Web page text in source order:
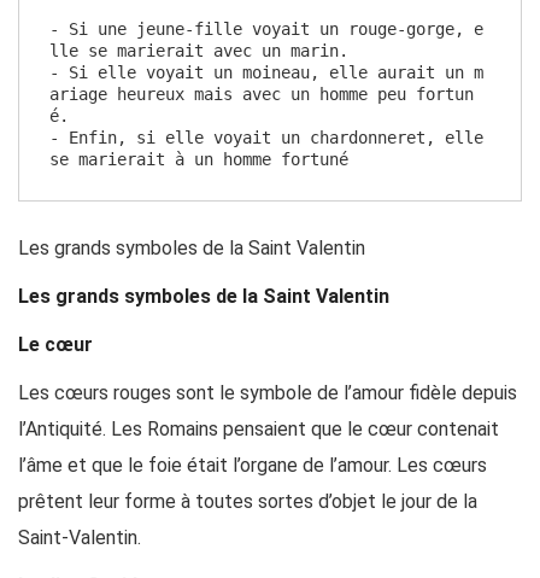
- Si une jeune-fille voyait un rouge-gorge, e
lle se marierait avec un marin.
- Si elle voyait un moineau, elle aurait un m
ariage heureux mais avec un homme peu fortun
é.
- Enfin, si elle voyait un chardonneret, elle
se marierait à un homme fortuné
Les grands symboles de la Saint Valentin
Les grands symboles de la Saint Valentin
Le cœur
Les cœurs rouges sont le symbole de l’amour fidèle depuis
l’Antiquité. Les Romains pensaient que le cœur contenait
l’âme et que le foie était l’organe de l’amour. Les cœurs
prêtent leur forme à toutes sortes d’objet le jour de la
Saint-Valentin.